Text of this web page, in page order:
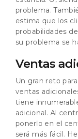
problema.
estima que los
probabilidades
su problema se
Ventas
Un gran reto
ventas
tiene
adicional. Al
ponerlo en el
será más fácil.